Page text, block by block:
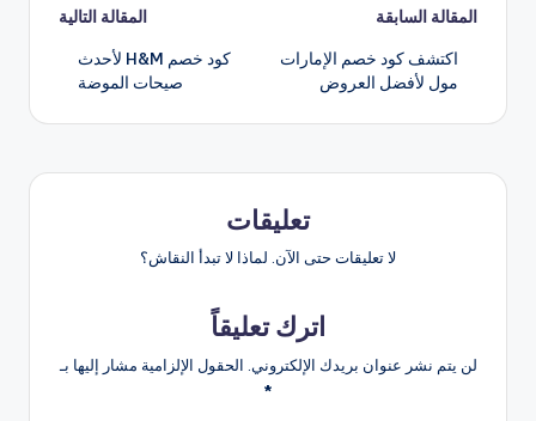
تصفّح
المقالات
المقالة السابقة
اكتشف كود خصم الإمارات
مول لأفضل العروض
المقالة التالية
كود خصم H&M لأحدث
صيحات الموضة
تعليقات
لا تعليقات حتى الآن. لماذا لا تبدأ النقاش؟
اترك تعليقاً
لن يتم نشر عنوان بريدك الإلكتروني. الحقول الإلزامية مشار إليها بـ
*